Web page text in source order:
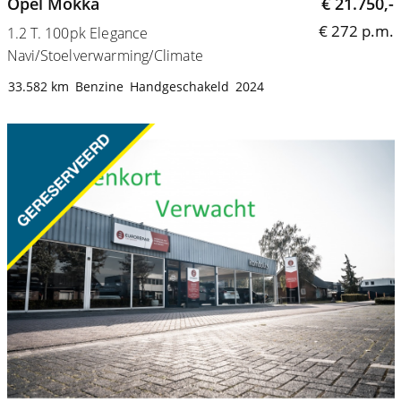
1.2 T. 100pk Elegance
Navi/Stoelverwarming/Climate
€ 272 p.m.
33.582 km Benzine Handgeschakeld 2024